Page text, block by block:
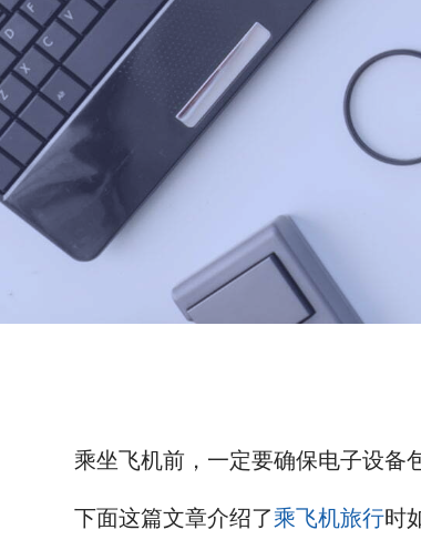
乘坐飞机前，一定要确保电子设备
下面这篇文章介绍了乘飞机旅行时